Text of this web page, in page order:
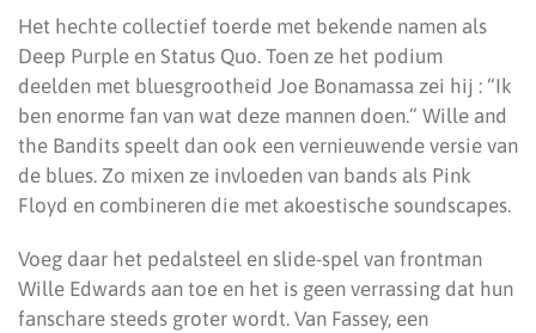
Het hechte collectief toerde met bekende namen als
Deep Purple en Status Quo. Toen ze het podium
deelden met bluesgrootheid Joe Bonamassa zei hij : “Ik
ben enorme fan van wat deze mannen doen.” Wille and
the Bandits speelt dan ook een vernieuwende versie van
de blues. Zo mixen ze invloeden van bands als Pink
Floyd en combineren die met akoestische soundscapes.
Voeg daar het pedalsteel en slide-spel van frontman
Wille Edwards aan toe en het is geen verrassing dat hun
fanschare steeds groter wordt. Van Fassey, een